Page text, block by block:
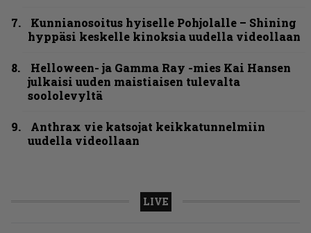
Kunnianosoitus hyiselle Pohjolalle – Shining
hyppäsi keskelle kinoksia uudella videollaan
Helloween- ja Gamma Ray -mies Kai Hansen
julkaisi uuden maistiaisen tulevalta
soololevyltä
Anthrax vie katsojat keikkatunnelmiin
uudella videollaan
LIVE